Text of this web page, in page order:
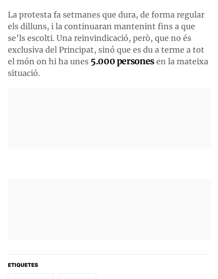
La protesta fa setmanes que dura, de forma regular
els dilluns, i la continuaran mantenint fins a que
se’ls escolti. Una reinvindicació, però, que no és
exclusiva del Principat, sinó que es du a terme a tot
el món on hi ha unes 5.000 persones en la mateixa
situació.
ETIQUETES